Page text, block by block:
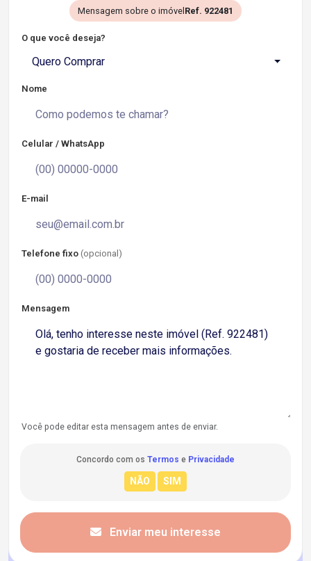
Mensagem sobre o imóvel Ref. 922481
O que você deseja?
Quero Comprar
Nome
Celular / WhatsApp
E-mail
Telefone fixo (opcional)
Mensagem
Você pode editar esta mensagem antes de enviar.
Concordo com os Termos e Privacidade
Enviar meu interesse